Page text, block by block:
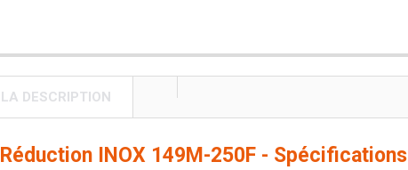
LA DESCRIPTION
Réduction INOX 149M-250F - Spécifications